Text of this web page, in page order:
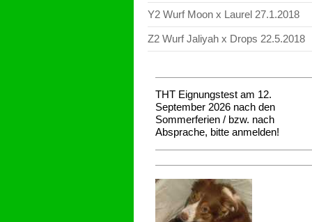
Y2 Wurf Moon x Laurel 27.1.2018
Z2 Wurf Jaliyah x Drops 22.5.2018
THT Eignungstest am 12.
September 2026 nach den
Sommerferien / bzw. nach
Absprache, bitte anmelden!